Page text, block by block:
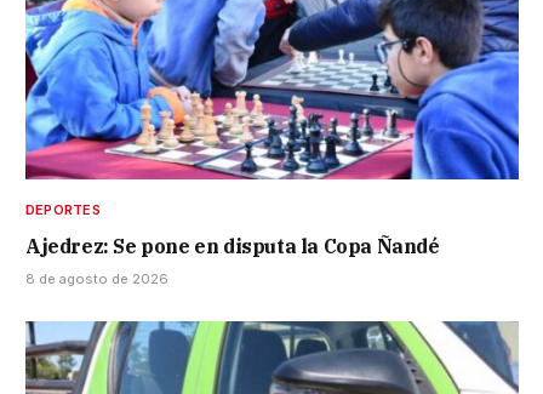
DEPORTES
Ajedrez: Se pone en disputa la Copa Ñandé
8 de agosto de 2026